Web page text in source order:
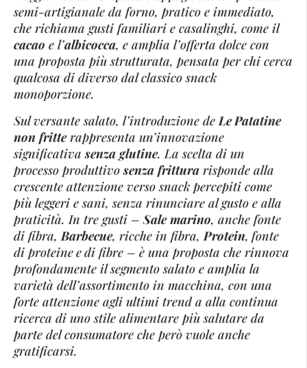
semi-artigianale da forno, pratico e immediato,
che richiama gusti familiari e casalinghi, come il
cacao e l’albicocca, e amplia l’offerta dolce con
una proposta più strutturata, pensata per chi cerca
qualcosa di diverso dal classico snack
monoporzione.
Sul versante salato, l’introduzione deLePatatine
non fritterappresenta un’innovazione
significativasenza glutine. La scelta di un
processo produttivosenza frittura risponde alla
crescente attenzione verso snack percepiti come
più leggeri e sani, senza rinunciare al gusto e alla
praticità. In tre gusti –Sale marino, anche fonte
di fibra, Barbecue, ricche in fibra, Protein, fonte
di proteineedi fibre – è una proposta che rinnova
profondamente il segmento salato e amplia la
varietà dell’assortimento in macchina, con una
forte attenzione agli ultimi trend a alla continua
ricerca di uno stile alimentare più salutare da
parte del consumatore che però vuole anche
gratificarsi.